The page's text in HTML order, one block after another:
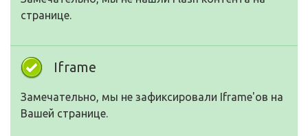
странице.
Iframe
Замечательно, мы не зафиксировали Iframe'ов на
Вашей странице.